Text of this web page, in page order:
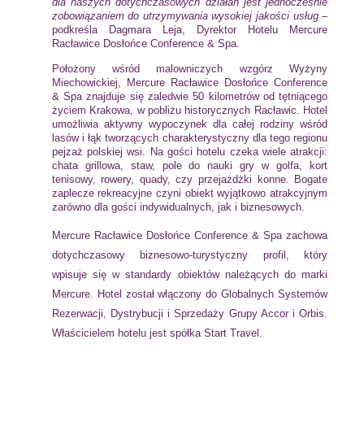
zobowiązaniem do utrzymywania wysokiej jakości usług–
podkreśla Dagmara Leja, Dyrektor Hotelu Mercure
Racławice Dosłońce Conference & Spa.
Położony wśród malowniczych wzgórz Wyżyny
Miechowickiej,
Mercure Racławice Dosłońce Conference
& Spa znajduje się zaledwie 50 kilometrów od tętniącego
życiem Krakowa, w pobliżu historycznych Racławic. Hotel
umożliwia aktywny wypoczynek dla całej rodziny wśród
lasów i łąk tworzących charakterystyczny dla tego regionu
pejzaż polskiej wsi. Na gości hotelu czeka wiele atrakcji:
chata grillowa, staw, pole do nauki gry w golfa, kort
tenisowy, rowery, quady, czy przejażdżki konne. Bogate
zaplecze rekreacyjne czyni obiekt wyjątkowo atrakcyjnym
zarówno dla gości indywidualnych, jak i biznesowych.
Mercure Racławice Dosłońce Conference & Spazachowa
dotychczasowy biznesowo-turystyczny profil, który
wpisuje się w standardy obiektów należących do marki
Mercure. Hotel został włączony do Globalnych Systemów
Rezerwacji, Dystrybucji i Sprzedaży Grupy Accor i Orbis.
Właścicielem hotelu jest spółka Start Travel.